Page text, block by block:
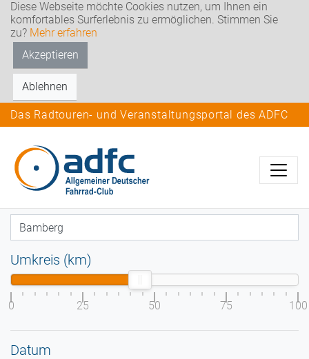
Diese Webseite möchte Cookies nutzen, um Ihnen ein
komfortables Surferlebnis zu ermöglichen. Stimmen Sie
zu? Mehr erfahren
Akzeptieren
Ablehnen
Das Radtouren- und Veranstaltungsportal des ADFC
Umkreis (km)
0 25 50 75 100
Datum